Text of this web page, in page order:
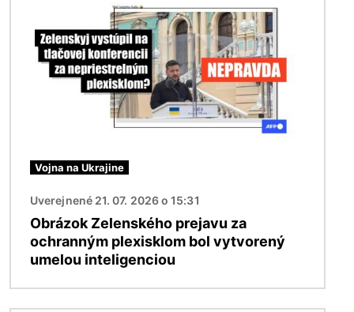
Vojna na Ukrajine
Uverejnené 21. 07. 2026 o 15:31
Obrázok Zelenského prejavu za
ochranným plexisklom bol vytvorený
umelou inteligenciou